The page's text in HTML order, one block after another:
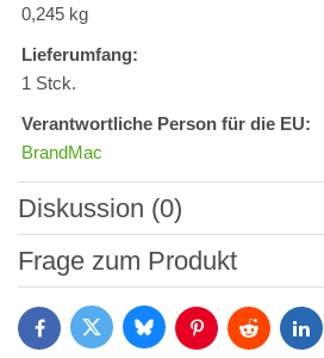
0,245 kg
Lieferumfang:
1 Stck.
Verantwortliche Person für die EU:
BrandMac
Diskussion (0)
Neuer Kommentar
Titel:
Frage zum Produkt
FacebookTwitter BlueskyPinterestReddit